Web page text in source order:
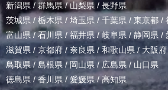
新潟県 /群馬県/山梨県 / 長野県
茨城県 / 栃木県 / 埼玉県 / 千葉県 / 東京都 /
富山県 /石川県/福井県/岐阜県 / 静岡県 /
滋賀県 / 京都府 / 奈良県 / 和歌山県/ 大阪府
鳥取県/ 島根県 /岡山県/ 広島県 / 山口県
徳島県 /香川県 / 愛媛県/高知県